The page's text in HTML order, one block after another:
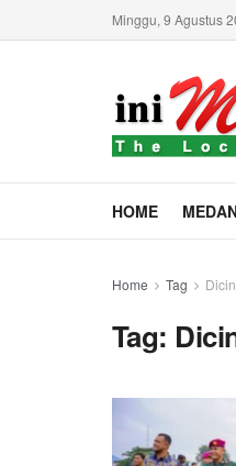
Minggu, 9 Agustus
HOME
Home Tag
Tag: